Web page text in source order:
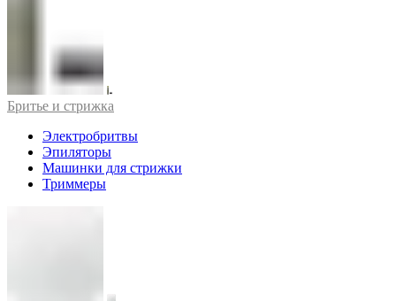
Бритье и стрижка
Электробритвы
Эпиляторы
Машинки для стрижки
Триммеры